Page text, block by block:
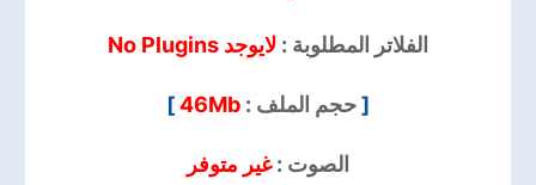
الفلاتر المطلوبة : لايوجد No Plugins
[حجم الملف : 46Mb
]
الصوت :غير متوفر